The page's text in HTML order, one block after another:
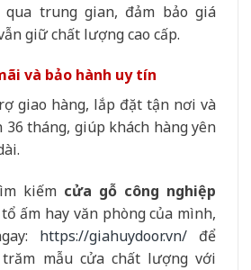
trung gian, đảm bảo giá
giữ chất lượng cao cấp.
và bảo hành uy tín
giao hàng, lắp đặt tận nơi và
36 tháng, giúp khách hàng yên
kiếm cửa gỗ công nghiệp
ấm hay văn phòng của mình,
https://giahuydoor.vn/ để
mẫu cửa chất lượng với